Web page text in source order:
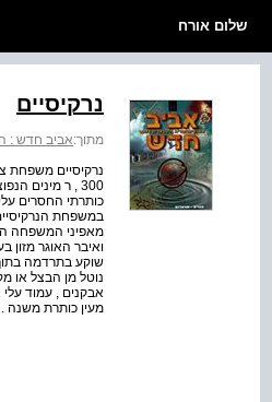
שלום אורח
נרקיסיים
מתוך:אביב חדש :
300 , ר מינים
כותרתי החסרים
במשפחת
מאפיני המשפחה
ואיבר האוגר
שוקע בתרדמה
נוטל מן הבצל או
אבקנים , עמוד
מעין כותרת